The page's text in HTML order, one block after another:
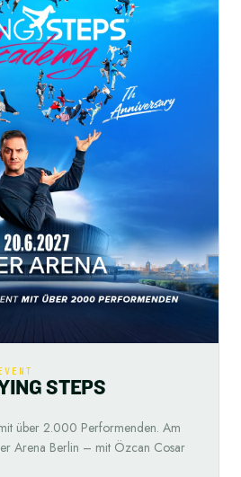
INGSTEPS
über 2.000 Performenden. Am
Arena Berlin – mit Özcan Cosar